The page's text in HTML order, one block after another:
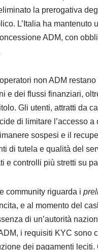
la prerogativa
L’Italia ha
ADM, con
non ADM
e dei flussi finanziari,
Gli utenti, attratti da
di limitare l’accesso
sospesi e il
di tutela e qualità del
e controlli più stretti su
community riguarda i
e al momento del
di un’autorità
i requisiti KYC sono
dei pagamenti leciti.